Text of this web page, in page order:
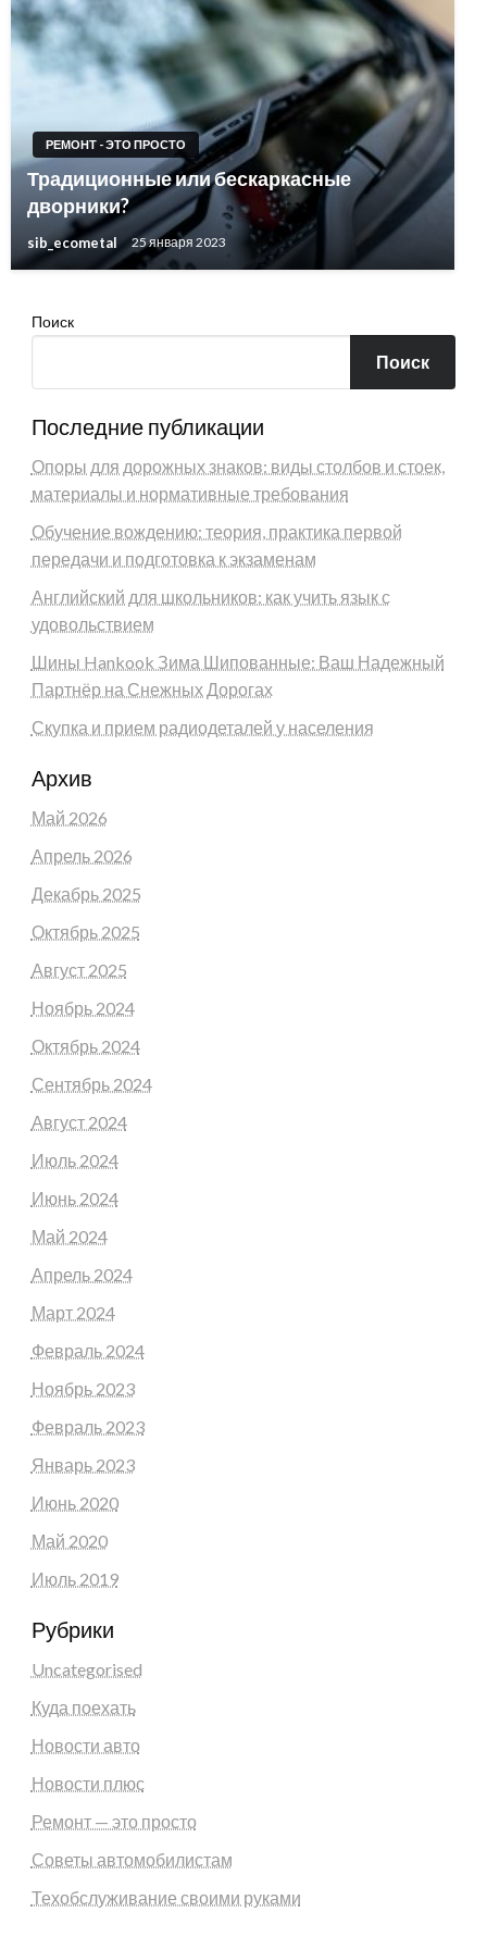
РЕМОНТ - ЭТО ПРОСТО
Традиционные или бескаркасные
дворники?
sib_ecometal 25 января 2023
Поиск
Поиск
Последние публикации
Опоры для дорожных знаков: виды столбов и стоек,
материалы и нормативные требования
Обучение вождению: теория, практика первой
передачи и подготовка к экзаменам
Английский для школьников: как учить язык с
удовольствием
Шины Hankook Зима Шипованные: Ваш Надежный
Партнёр на Снежных Дорогах
Скупка и прием радиодеталей у населения
Архив
Май 2026
Апрель 2026
Декабрь 2025
Октябрь 2025
Август 2025
Ноябрь 2024
Октябрь 2024
Сентябрь 2024
Август 2024
Июль 2024
Июнь 2024
Май 2024
Апрель 2024
Март 2024
Февраль 2024
Ноябрь 2023
Февраль 2023
Январь 2023
Июнь 2020
Май 2020
Июль 2019
Рубрики
Uncategorised
Куда поехать
Новости авто
Новости плюс
Ремонт — это просто
Советы автомобилистам
Техобслуживание своими руками